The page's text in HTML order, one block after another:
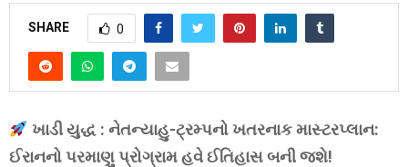
SHARE 0
ખાડી યુદ્ધ : નેતન્યાહુ-ટ્રમ્પનો ખતરનાક માસ્ટરપ્લાન:
ઈરાનનો પરમાણુ પ્રોગ્રામ હવે ઈતિહાસ બની જશે!